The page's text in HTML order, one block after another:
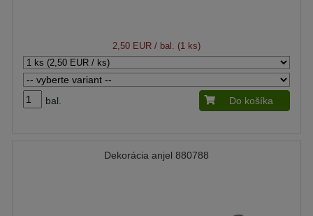
2,50 EUR / bal. (1 ks)
bal. Do košíka
Dekorácia anjel 880788